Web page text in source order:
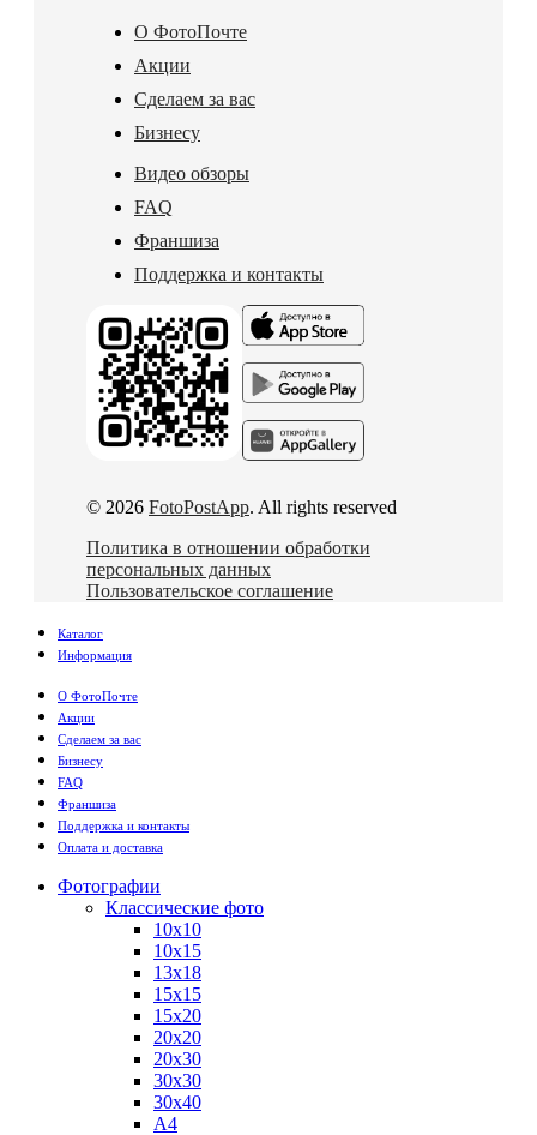
О ФотоПочте
Акции
Сделаем за вас
Бизнесу
Видео обзоры
FAQ
Франшиза
Поддержка и контакты
© 2026 FotoPostApp. All rights reserved
Политика в отношении обработки
персональных данных
Пользовательское соглашение
Каталог
Информация
О ФотоПочте
Акции
Сделаем за вас
Бизнесу
FAQ
Франшиза
Поддержка и контакты
Оплата и доставка
Фотографии
Классические фото
10х10
10х15
13х18
15х15
15х20
20х20
20х30
30х30
30х40
А4